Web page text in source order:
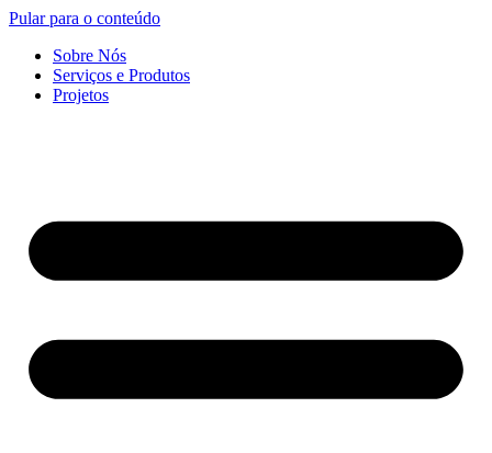
Pular para o conteúdo
Sobre Nós
Serviços e Produtos
Projetos